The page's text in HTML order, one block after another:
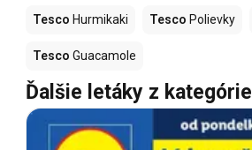
Tesco Hurmikaki Tesco Polievky
Tesco Guacamole
Ďalšie letáky z kategórie